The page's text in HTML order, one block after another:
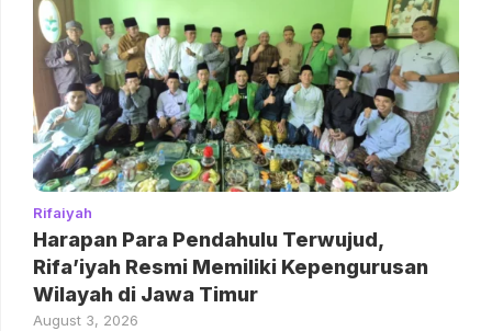
Rifaiyah
Harapan Para Pendahulu Terwujud,
Rifa’iyah Resmi Memiliki Kepengurusan
Wilayah di Jawa Timur
August 3, 2026